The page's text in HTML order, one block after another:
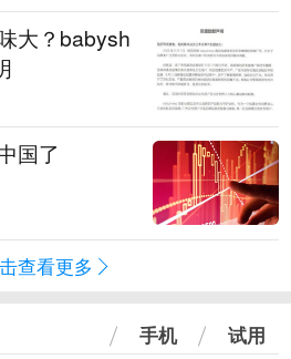
大？babysh
国了
查看更多
手机 试用